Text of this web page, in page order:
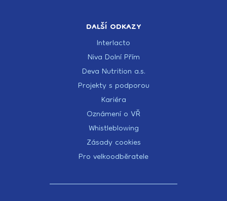
DALŠÍ ODKAZY
Interlacto
Niva Dolní Přím
Deva Nutrition a.s.
Projekty s podporou
Kariéra
Oznámení o VŘ
Whistleblowing
Zásady cookies
Pro velkoodběratele